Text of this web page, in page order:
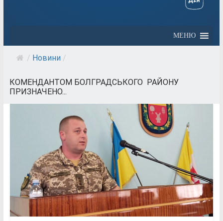
МЕНЮ
/ Новини /
КОМЕНДАНТОМ БОЛГРАДСЬКОГО РАЙОНУ
ПРИЗНАЧЕНО...